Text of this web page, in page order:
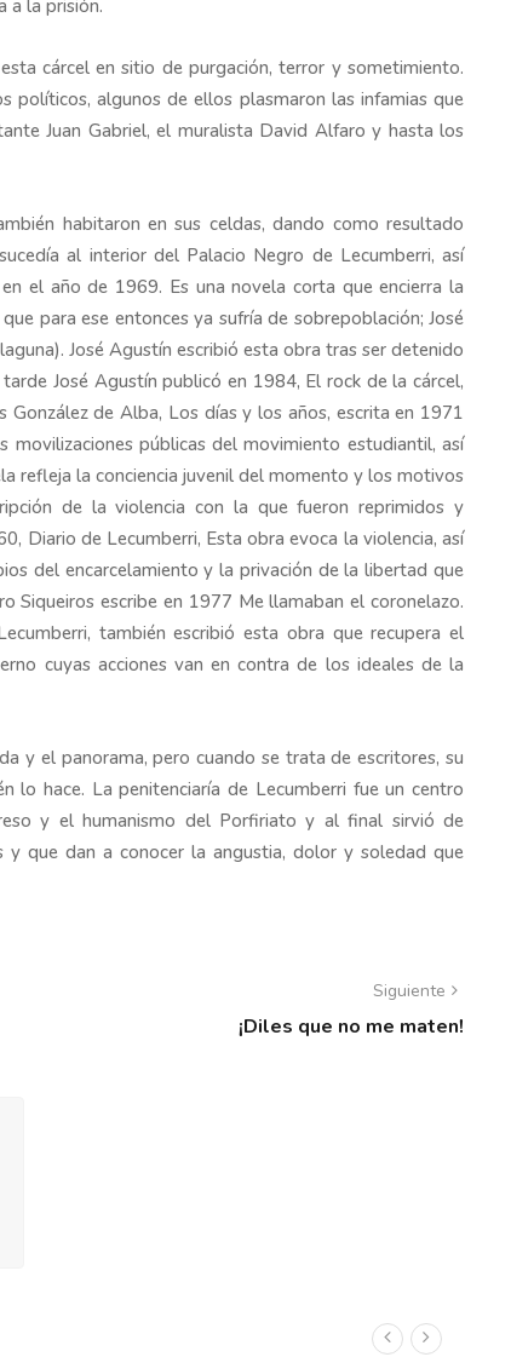
a la prisión.
cárcel en sitio de purgación, terror y sometimiento.
políticos, algunos de ellos plasmaron las infamias que
Juan Gabriel, el muralista David Alfaro y hasta los
habitaron en sus celdas, dando como resultado
al interior del Palacio Negro de Lecumberri, así
el año de 1969. Es una novela corta que encierra la
para ese entonces ya sufría de sobrepoblación; José
José Agustín escribió esta obra tras ser detenido
José Agustín publicó en 1984, El rock de la cárcel,
de Alba, Los días y los años, escrita en 1971
públicas del movimiento estudiantil, así
refleja la conciencia juvenil del momento y los motivos
de la violencia con la que fueron reprimidos y
Diario de Lecumberri, Esta obra evoca la violencia, así
del encarcelamiento y la privación de la libertad que
Siqueiros escribe en 1977 Me llamaban el coronelazo.
también escribió esta obra que recupera el
cuyas acciones van en contra de los ideales de la
y el panorama, pero cuando se trata de escritores, su
lo hace. La penitenciaría de Lecumberri fue un centro
y el humanismo del Porfiriato y al final sirvió de
y que dan a conocer la angustia, dolor y soledad que
Siguiente
¡Diles que no me maten!